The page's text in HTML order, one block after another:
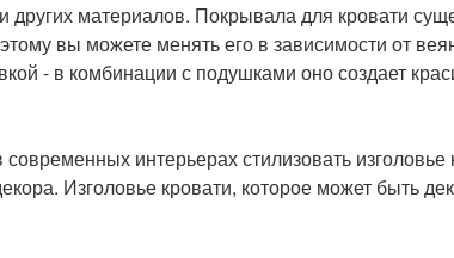
материалов. Покрывала для кровати
вы можете менять его в зависимости от
- в комбинации с подушками оно создает
интерьерах стилизовать изголовье
Изголовье кровати, которое может быть